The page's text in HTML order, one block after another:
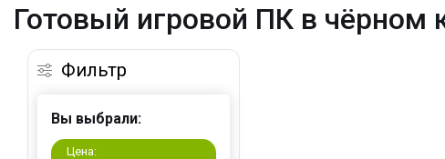
Готовый игровой ПК в чёрном
Фильтр
Вы выбрали:
Цена: